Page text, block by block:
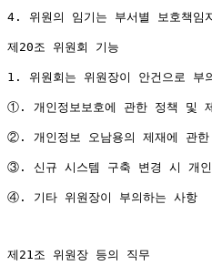
4. 위원의 임기는 부서별 보호책임
제20조 위원회 기능
1. 위원회는 위원장이 안건으로
①. 개인정보보호에 관한 정책 및
②. 개인정보 오남용의 제재에 관한
③. 신규 시스템 구축 변경 시 개인
④. 기타 위원장이 부의하는 사항
제21조 위원장 등의 직무